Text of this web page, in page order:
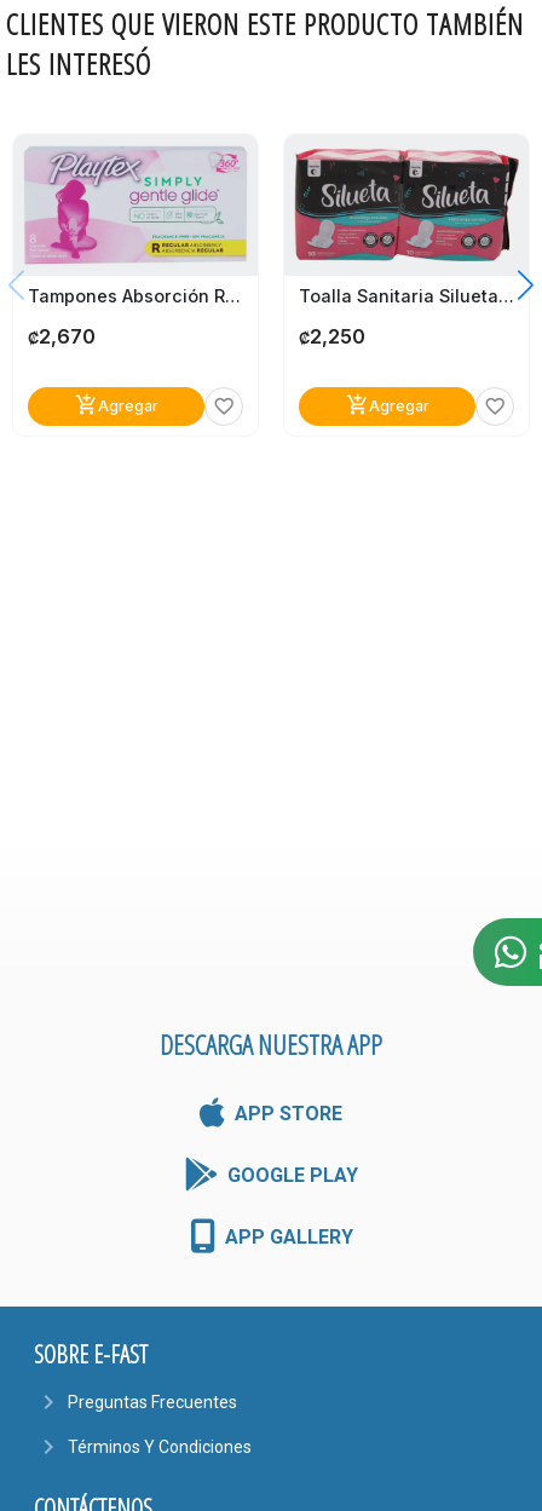
CLIENTES QUE VIERON ESTE PRODUCTO TAMBIÉN
LES INTERESÓ
Tampones Absorción Regular Playtex 8 Unidades
₡2,670
add_shopping_cartAgregar favorite_border
Toalla Sanitaria Silueta Nocturna 2Pack
₡2,250
add_shopping_cartAgregar favorite_border
DESCARGA NUESTRA APP
APP STORE
GOOGLE PLAY
APP GALLERY
SOBRE E-FAST
navigate_next Preguntas Frecuentes
navigate_next Términos Y Condiciones